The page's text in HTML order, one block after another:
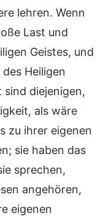
lehren. Wenn
Last und
Geistes, und
Heiligen
sind diejenigen,
als wäre
zu ihrer eigenen
sie haben das
sprechen,
angehören,
eigenen